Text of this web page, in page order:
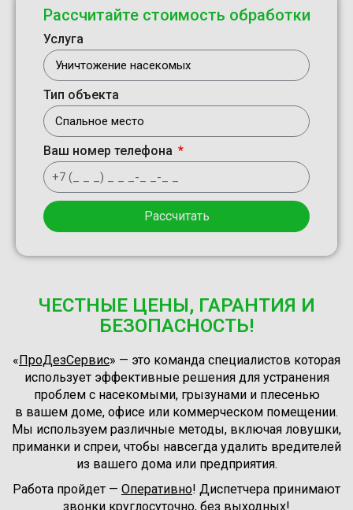
Рассчитайте стоимость обработки
Услуга
Тип объекта
Ваш номер телефона
Рассчитать
ЧЕСТНЫЕ ЦЕНЫ, ГАРАНТИЯ И
БЕЗОПАСНОСТЬ!
« ПроДезСервис» — это команда специалистов которая
использует эффективные решения для устранения
проблем с насекомыми, грызунами и плесенью
в вашем доме, офисе или коммерческом помещении.
Мы используем различные методы, включая ловушки,
приманки и спреи, чтобы навсегда удалить вредителей
из вашего дома или предприятия.
Работа пройдет — Оперативно! Диспетчера принимают
звонки круглосуточно, без выходных!